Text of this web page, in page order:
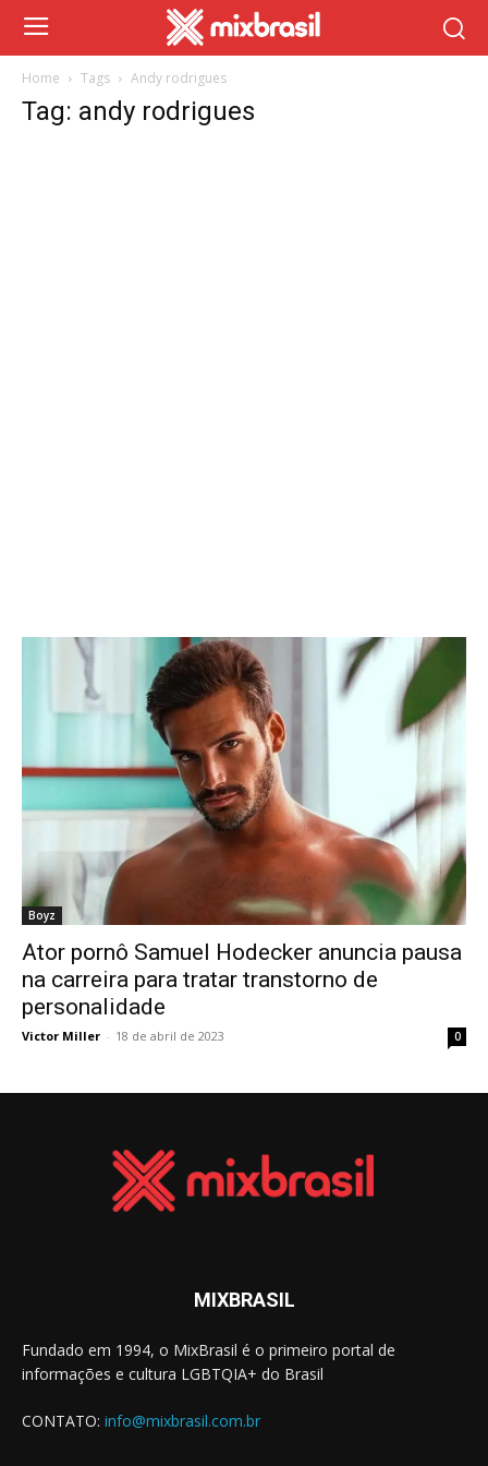
Home Tags Andy rodrigues
Tag: andy rodrigues
Boyz
Ator pornô Samuel Hodecker anuncia pausa
na carreira para tratar transtorno de
personalidade
Victor Miller - 18 de abril de 2023 0
MIXBRASIL
Fundado em 1994, o MixBrasil é o primeiro portal de
informações e cultura LGBTQIA+ do Brasil
CONTATO: info@mixbrasil.com.br